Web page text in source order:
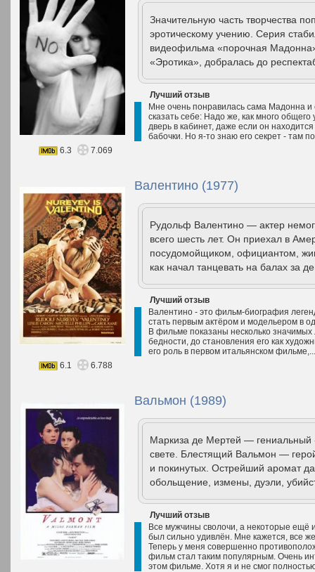
Значительную часть творчества
эротическому учению. Серия
видеофильма «порочная
«Эротика», добралась до
Лучший отзыв
Мне очень понравилась сама Мадонна и
сказать себе: Надо же, как много
дверь в кабинет, даже если он
бабочки. Но я-то знаю его секрет - там
6.3
7.069
Валентино (1977)
Рудольф Валентино — актер
всего шесть лет. Он приехал в
посудомойщиком, официантом,
как начал танцевать на балах за
Лучший отзыв
Валентино - это фильм-биография
стать первым актёром и модельером в
В фильме показаны несколько
бедности, до становления его как
его роль в первом итальянском
6.1
6.788
Вальмон (1989)
Маркиза де Мертей —
свете. Блестящий Вальмон —
и покинутых. Острейший аромат
обольщение, измены, дуэли,
Лучший отзыв
Все мужчины сволочи, а некоторые ещё
был сильно удивлён. Мне кажется, все
Теперь у меня совершенно
фильм стал таким популярным. Очень
этом фильме. Хотя я и не смог